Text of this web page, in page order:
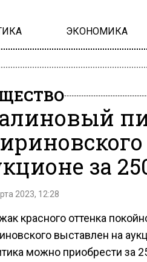
ЭКОНОМИКА
за
2023, 12:28
красного оттенка
выставлен на
можно приобрести за